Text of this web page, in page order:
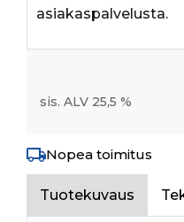
asiakaspalvelusta.
sis. ALV 25,5 %
Nopea toimitus
Tuotekuvaus